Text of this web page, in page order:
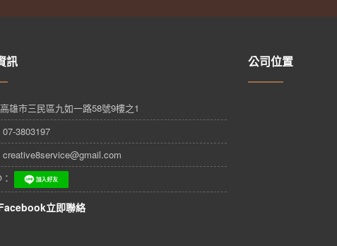
訊
高雄市三民區九如一路58號9樓之1
3803197
立即聯絡
公司位置